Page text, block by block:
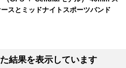
スとミッドナイトスポーツバンド
結果を表示しています